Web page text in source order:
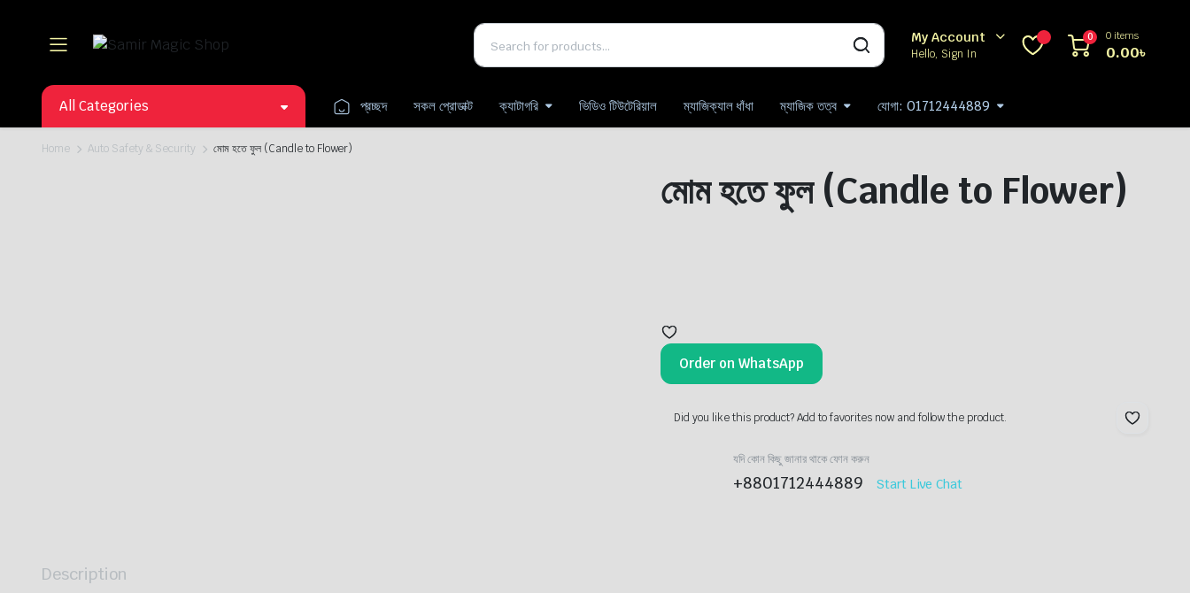
My Account
Hello, Sign In
0 0 items
0.00৳
All Categories প্রচ্ছদ সকল প্রোডাক্ট ক্যাটাগরি ভিডিও টিউটেরিয়াল ম্যাজিক্যাল ধাঁধা ম্যাজিক তত্ব যোগা: 01712444889
Home Auto Safety & Security মোম হতে ফুল (Candle to Flower)
মোম হতে ফুল (Candle to Flower)
Order on WhatsApp
Did you like this product? Add to favorites now and follow the product.
যদি কোন কিছু জানার থাকে ফোন করুন
+8801712444889 Start Live Chat
Description